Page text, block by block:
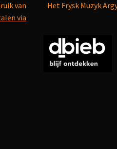
van
via
Het Frysk Muzyk